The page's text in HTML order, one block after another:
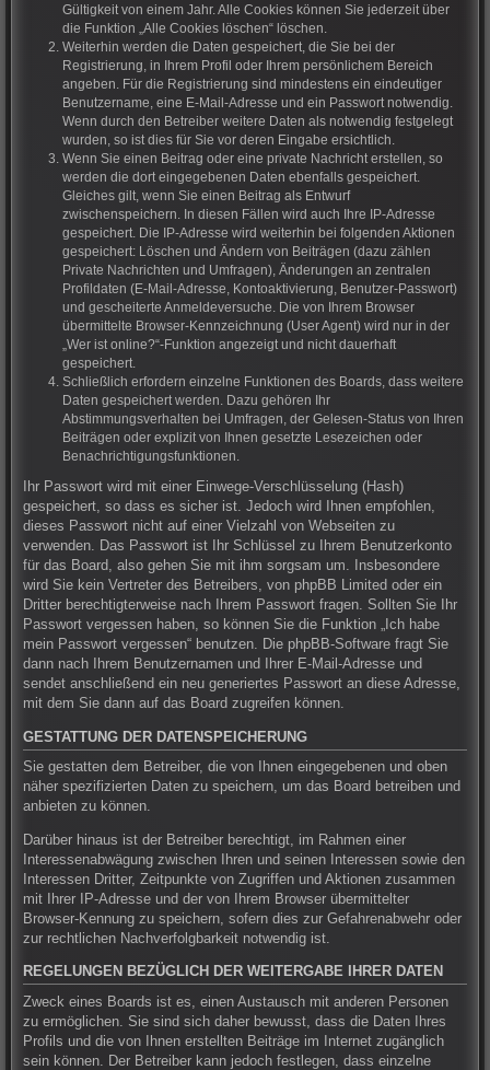
Gültigkeit von einem Jahr. Alle Cookies können Sie jederzeit über
die Funktion „Alle Cookies löschen“ löschen.
Weiterhin werden die Daten gespeichert, die Sie bei der
Registrierung, in Ihrem Profil oder Ihrem persönlichem Bereich
angeben. Für die Registrierung sind mindestens ein eindeutiger
Benutzername, eine E-Mail-Adresse und ein Passwort notwendig.
Wenn durch den Betreiber weitere Daten als notwendig festgelegt
wurden, so ist dies für Sie vor deren Eingabe ersichtlich.
Wenn Sie einen Beitrag oder eine private Nachricht erstellen, so
werden die dort eingegebenen Daten ebenfalls gespeichert.
Gleiches gilt, wenn Sie einen Beitrag als Entwurf
zwischenspeichern. In diesen Fällen wird auch Ihre IP-Adresse
gespeichert. Die IP-Adresse wird weiterhin bei folgenden Aktionen
gespeichert: Löschen und Ändern von Beiträgen (dazu zählen
Private Nachrichten und Umfragen), Änderungen an zentralen
Profildaten (E-Mail-Adresse, Kontoaktivierung, Benutzer-Passwort)
und gescheiterte Anmeldeversuche. Die von Ihrem Browser
übermittelte Browser-Kennzeichnung (User Agent) wird nur in der
„Wer ist online?“-Funktion angezeigt und nicht dauerhaft
gespeichert.
Schließlich erfordern einzelne Funktionen des Boards, dass weitere
Daten gespeichert werden. Dazu gehören Ihr
Abstimmungsverhalten bei Umfragen, der Gelesen-Status von Ihren
Beiträgen oder explizit von Ihnen gesetzte Lesezeichen oder
Benachrichtigungsfunktionen.
Ihr Passwort wird mit einer Einwege-Verschlüsselung (Hash)
gespeichert, so dass es sicher ist. Jedoch wird Ihnen empfohlen,
dieses Passwort nicht auf einer Vielzahl von Webseiten zu
verwenden. Das Passwort ist Ihr Schlüssel zu Ihrem Benutzerkonto
für das Board, also gehen Sie mit ihm sorgsam um. Insbesondere
wird Sie kein Vertreter des Betreibers, von phpBB Limited oder ein
Dritter berechtigterweise nach Ihrem Passwort fragen. Sollten Sie Ihr
Passwort vergessen haben, so können Sie die Funktion „Ich habe
mein Passwort vergessen“ benutzen. Die phpBB-Software fragt Sie
dann nach Ihrem Benutzernamen und Ihrer E-Mail-Adresse und
sendet anschließend ein neu generiertes Passwort an diese Adresse,
mit dem Sie dann auf das Board zugreifen können.
GESTATTUNG DER DATENSPEICHERUNG
Sie gestatten dem Betreiber, die von Ihnen eingegebenen und oben
näher spezifizierten Daten zu speichern, um das Board betreiben und
anbieten zu können.
Darüber hinaus ist der Betreiber berechtigt, im Rahmen einer
Interessenabwägung zwischen Ihren und seinen Interessen sowie den
Interessen Dritter, Zeitpunkte von Zugriffen und Aktionen zusammen
mit Ihrer IP-Adresse und der von Ihrem Browser übermittelter
Browser-Kennung zu speichern, sofern dies zur Gefahrenabwehr oder
zur rechtlichen Nachverfolgbarkeit notwendig ist.
REGELUNGEN BEZÜGLICH DER WEITERGABE IHRER DATEN
Zweck eines Boards ist es, einen Austausch mit anderen Personen
zu ermöglichen. Sie sind sich daher bewusst, dass die Daten Ihres
Profils und die von Ihnen erstellten Beiträge im Internet zugänglich
sein können. Der Betreiber kann jedoch festlegen, dass einzelne